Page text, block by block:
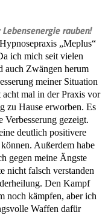
rauben!
„Meplus“
ich mich seit vielen
auch Zwängen herum
meiner Situation
mal in der Praxis vor
zu Hause erworben. Es
gezeigt.
deutlich positivere
Außerdem habe
gegen meine Ängste
nicht falsch verstanden
Den Kampf
noch kämpfen, aber ich
Waffen dafür